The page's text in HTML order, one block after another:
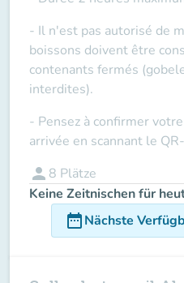
- Il n'est pas autorisé de
boissons doivent être
contenants fermés
interdites).
- Pensez à confirmer
arrivée en scannant le
person 8 Plätze
Keine Zeitnischen für
date_rangeNächste